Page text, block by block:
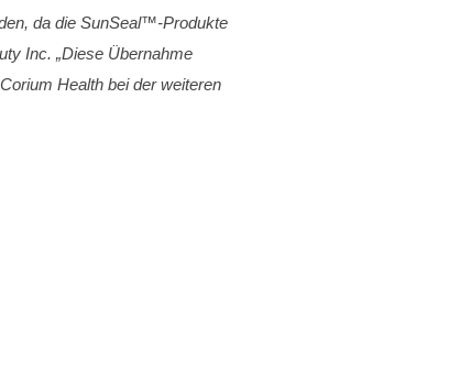
da die SunSeal™-Produkte
Inc. „Diese Übernahme
Health bei der weiteren